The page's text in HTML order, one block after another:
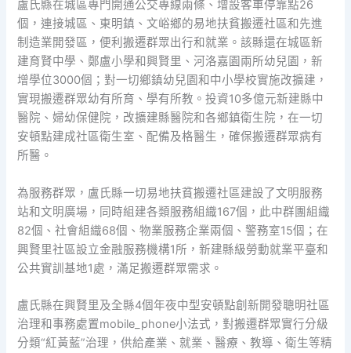
盧氏縣在城區專門開通公交專線兩條、增設客車停靠點26
個，連接城區、東明鎮、文峪鄉的易地扶貧搬遷社區和先進
制造業開發區，便利搬遷群眾出行和就業。該縣還在城區新
建育賢中學、鄭盧小學和興賢里、河洛嘉園兩所幼兒園，新
增學位3000個；對一切鄉鎮幼兒園和中小學校實施改擴建，
實現搬遷群眾幼有所育、學有所教。投資10多億元新建縣中
醫院、婦幼保健院，改擴建縣醫院和各鄉鎮衛生院，在一切
安頓點建成社區衛生室、配備及格醫生，確保搬遷群眾病有
所醫。
為服務群眾，盧氏縣一切易地扶貧搬遷社區建設了文明服務
站和文明廣場，同時組建各類服務組織167個，此中群團組織
82個、社會組織68個、物業服務企業兩個、警務室15個；在
興賢里社區設立金融服務機構1所，新建縣級勞動就業平臺和
公共實訓基地1處，滿足搬遷群眾需求。
盧氏縣在興賢里及全縣4個年夜中型安頓點創新開發聰明社區
治理和事務處置mobile_phone小法式，對搬遷群眾實行分級
分類“紅黃藍”治理，供給產業、就業、醫療、教導、衛生等精